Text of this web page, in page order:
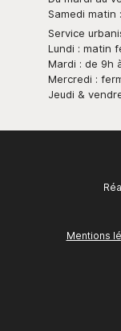
Samedi matin
Service
Lundi : matin
Mardi : de 9h
Mercredi :
Jeudi &
Mentions